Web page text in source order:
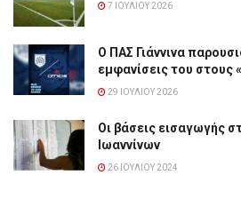
7 ΙΟΥΛΊΟΥ 2026
Ο ΠΑΣ Γιάννινα
εμφανίσεις του στους
29 ΙΟΥΛΊΟΥ 2026
Οι βάσεις εισαγωγής
Ιωαννίνων
26 ΙΟΥΛΊΟΥ 2024